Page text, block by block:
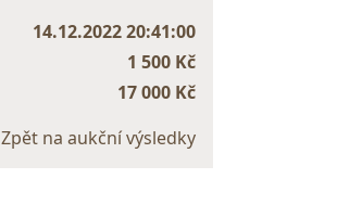
14.12.2022 20:41:00
1 500 Kč
17 000 Kč
Zpět na aukční výsledky